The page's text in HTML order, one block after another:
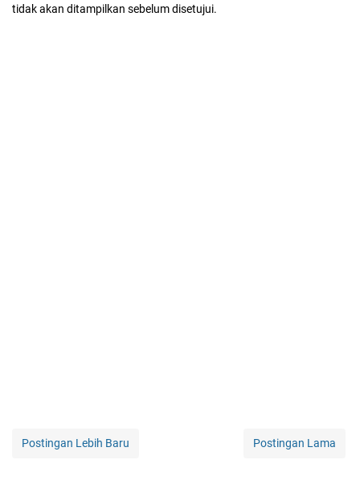
tidak akan ditampilkan sebelum disetujui.
Postingan Lebih Baru Postingan Lama